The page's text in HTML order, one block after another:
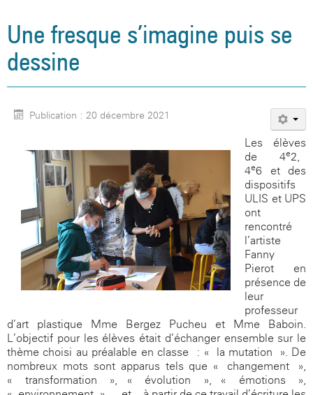
Une fresque s’imagine puis se
dessine
Publication : 20 décembre 2021
Les élèves
de 4e2,
4e6 et des
dispositifs
ULIS et UPS
ont
rencontré
l’artiste
Fanny
Pierot en
présence de
leur
professeur
d’art plastique Mme Bergez Pucheu et Mme Baboin.
L’objectif pour les élèves était d’échanger ensemble sur le
thème choisi au préalable en classe : « la mutation ». De
nombreux mots sont apparus tels que « changement »,
« transformation », « évolution », « émotions »,